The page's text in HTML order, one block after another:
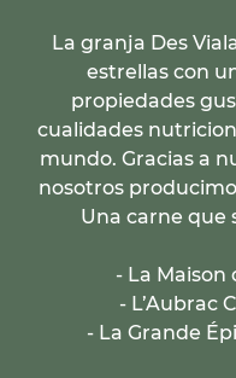
La granja Des
estrellas con
propiedades
cualidades
mundo. Gracias a
nosotros
Una carne que
- La Maison
- L’Aubrac
- La Grande